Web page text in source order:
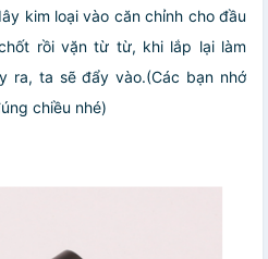
kim loại vào căn chỉnh cho đầu
rồi vặn từ từ, khi lắp lại làm
ra, ta sẽ đẩy vào.(Các bạn nhớ
chiều nhé)